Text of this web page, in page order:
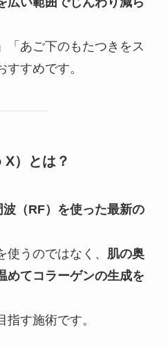
「あご下のもたつきをス
すめです。
）とは？
波（RF）を使った最新の
うのではなく、
肌の奥
めてコラーゲンの生成を
す施術です。